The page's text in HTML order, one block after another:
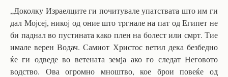
„Доколку Израелците ги почитувале упатствата што им ги
дал Мојсеј, никој од оние што тргнале на пат од Египет не
би паднал во пустината како плен на болест или смрт. Тие
имале верен Водач. Самиот Христос ветил дека безбедно
ќе ги одведе во ветената земја ако го следат Неговото
водство. Ова огромно мноштво, кое брои повеќе од